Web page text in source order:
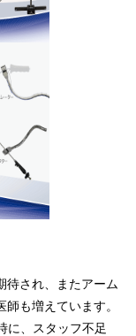
待され、またアーム
も増えています。
に、スタッフ不足